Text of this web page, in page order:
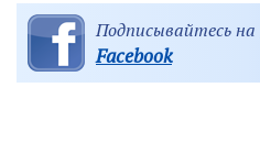
Подписывайтесь на
Facebook